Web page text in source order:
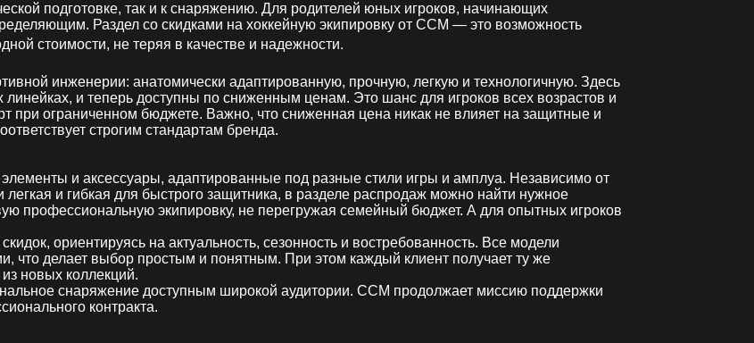
подготовке, так и к снаряжению. Для родителей юных игроков, начинающих
Раздел со скидками на хоккейную экипировку от CCM — это возможность
стоимости, не теряя в качестве и надежности.
инженерии: анатомически адаптированную, прочную, легкую и технологичную. Здесь
и теперь доступны по сниженным ценам. Это шанс для игроков всех возрастов и
при ограниченном бюджете. Важно, что сниженная цена никак не влияет на защитные и
строгим стандартам бренда.
и аксессуары, адаптированные под разные стили игры и амплуа. Независимо от
и гибкая для быстрого защитника, в разделе распродаж можно найти нужное
профессиональную экипировку, не перегружая семейный бюджет. А для опытных игроков
ориентируясь на актуальность, сезонность и востребованность. Все модели
что делает выбор простым и понятным. При этом каждый клиент получает ту же
новых коллекций.
снаряжение доступным широкой аудитории. CCM продолжает миссию поддержки
контракта.